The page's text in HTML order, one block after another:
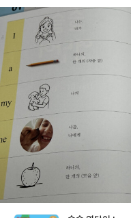
하루에 5단어 씩이어서 부
앞장에서는 영단어, 그림,
힌 뒤 쓰기 페이지에서 여
에서 우리말 뜻에 알맞은
르기, 단어와 우리말 뜻 바
혀나가고 마지막으로 듣고
어단어를 완전히 익힐 수가
고 말하지만 아직 읽기와
#슬슬영단어level1 #슬슬